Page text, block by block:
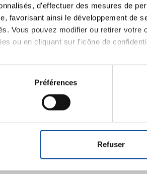
d'effectuer des mesures de
favorisant ainsi le développement de
Vous pouvez modifier ou retirer votre
ou en cliquant sur l'icône de
également :
sur votre localisation géographique
de vos données personnelles
ou retirer votre consentement à tout
Préférences
Refuser
Ecrire un